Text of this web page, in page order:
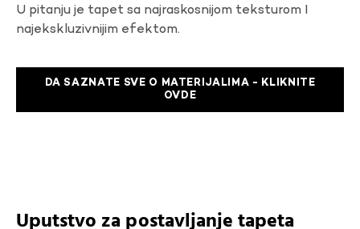
U pitanju je tapet sa najraskosnijom teksturom I
najekskluzivnijim efektom.
DA SAZNATE SVE O MATERIJALIMA - KLIKNITE
OVDE
Uputstvo za postavljanje tapeta